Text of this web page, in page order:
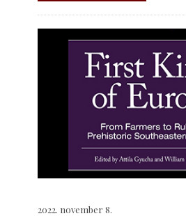
2022. november 8.